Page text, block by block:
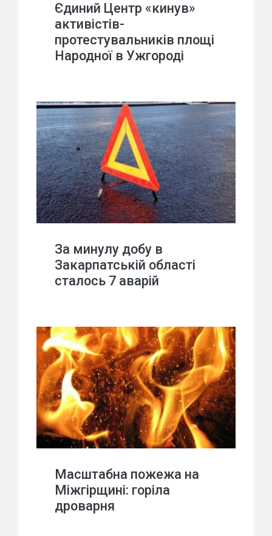
Єдиний Центр «кинув»
активістів-
протестувальників площі
Народної в Ужгороді
За минулу добу в
Закарпатській області
сталось 7 аварій
Масштабна пожежа на
Міжгірщині: горіла
дроварня